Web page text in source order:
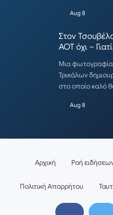
Aug 8
Στον
ΑΟΤ όχι –
Μια φωτογραφία
Τρικάλων
στο οποίο καλό
Aug 8
Αρχική Ροή
Πολιτική Απορρήτου